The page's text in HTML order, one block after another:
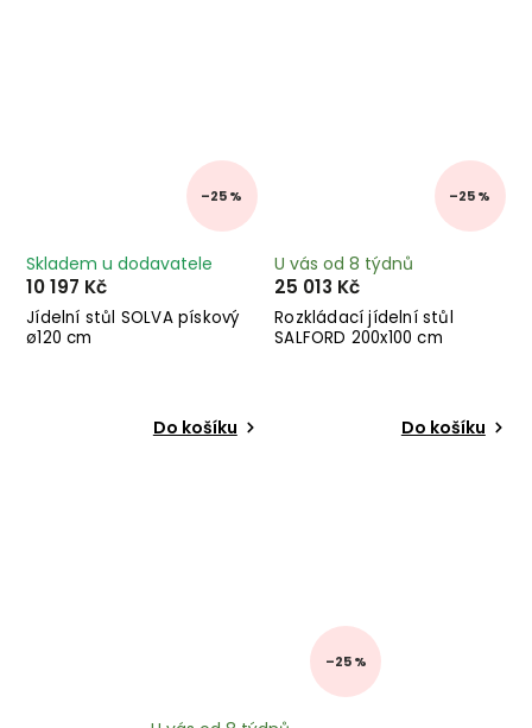
–25 %
Jídelní stůl SOLVA pískový
ø120 cm
Skladem u dodavatele
10 197 Kč
Do košíku
–25 %
Rozkládací jídelní stůl
SALFORD 200x100 cm
U vás od 8 týdnů
25 013 Kč
Do košíku
–25 %